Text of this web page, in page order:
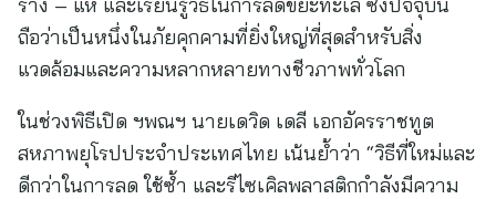
ถือว่าเป็นหนึ่งในภัยคุกคามที่ยิ่งใหญ่ที่สุดสำหรับสิ่ง
แวดล้อมและความหลากหลายทางชีวภาพทั่วโลก
ในช่วงพิธีเปิด ฯพณฯ นายเดวิด เดลี เอกอัครราชทูต
สหภาพยุโรปประจำประเทศไทย เน้นย้ำว่า “วิธีที่ใหม่และ
ดีกว่าในการลด ใช้ซ้ำ และรีไซเคิลพลาสติกกำลังมีความ